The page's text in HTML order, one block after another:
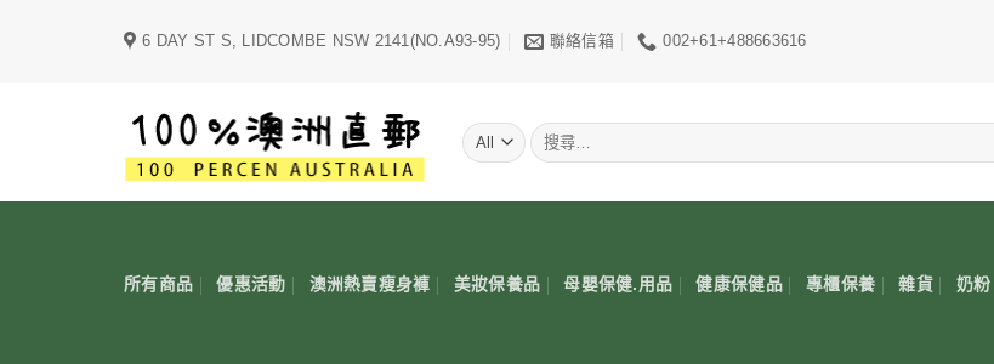
6 DAY ST S, LIDCOMBE NSW 2141(NO.A93-95) 聯絡信箱 002+61+488663616
搜
尋
鍵
所有商品 優惠活動 澳洲熱賣瘦身褲 美妝保養品 母嬰保健.用品 健康保健品 專櫃保養 雜貨 奶粉